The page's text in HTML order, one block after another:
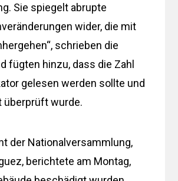
Sie spiegelt abrupte
wider, die mit
schrieben die
fügten hinzu, dass die Zahl
gelesen werden sollte und
überprüft wurde.
der Nationalversammlung,
berichtete am Montag,